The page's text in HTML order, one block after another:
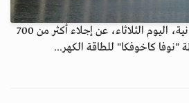
أعلنت وزارة الداخلية الأوكرانية، اليوم الثلاثاء، عن إجلاء أكثر من 700
كاخوفكا" للطاقة الكهر...